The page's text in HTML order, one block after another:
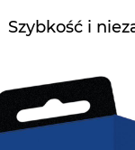
Szybkość i